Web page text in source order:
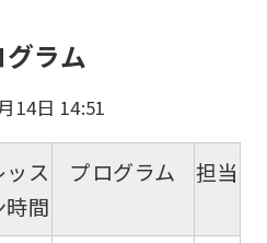
ラム
14日 14:51
ッス
時間
プログラム 担当